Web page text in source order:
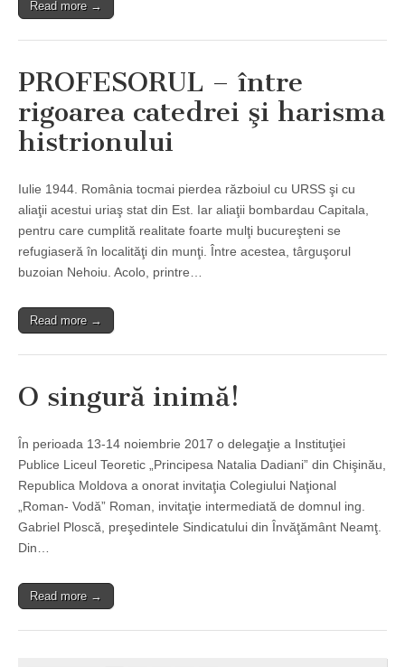
Read more →
PROFESORUL – între
rigoarea catedrei şi harisma
histrionului
Iulie 1944. România tocmai pierdea războiul cu URSS şi cu
aliaţii acestui uriaş stat din Est. Iar aliaţii bombardau Capitala,
pentru care cumplită realitate foarte mulţi bucureşteni se
refugiaseră în localităţi din munţi. Între acestea, târguşorul
buzoian Nehoiu. Acolo, printre…
Read more →
O singură inimă!
În perioada 13-14 noiembrie 2017 o delegaţie a Instituţiei
Publice Liceul Teoretic „Principesa Natalia Dadiani” din Chişinău,
Republica Moldova a onorat invitaţia Colegiului Naţional
„Roman- Vodă” Roman, invitaţie intermediată de domnul ing.
Gabriel Ploscă, preşedintele Sindicatului din Învăţământ Neamţ.
Din…
Read more →